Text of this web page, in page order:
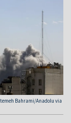
Bahrami/Anadolu via